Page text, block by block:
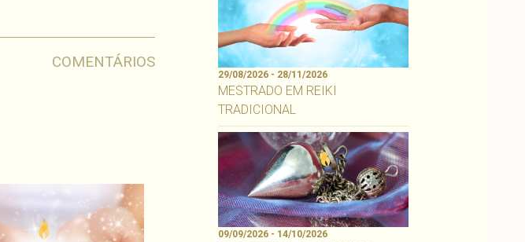
COMENTÁRIOS
29/08/2026 - 28/11/2026
MESTRADO EM REIKI
TRADICIONAL
09/09/2026 - 14/10/2026